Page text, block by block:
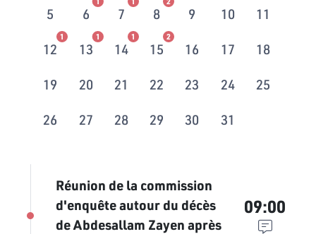
5 6 7 8 9 10 11
12
1
13
1
14
1
15
2
16 17 18
19 20 21 22 23 24 25
26 27 28 29 30 31
Réunion de la commission
d'enquête autour du décès
de Abdesallam Zayen après
09:00